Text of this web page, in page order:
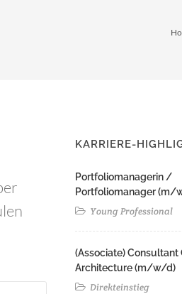
KARRIERE-
Portfoliomanagerin /
Portfoliomanager (m/
Young Professional
(Associate) Consultant
Architecture (m/w/d)​ ​
Direkteinstieg